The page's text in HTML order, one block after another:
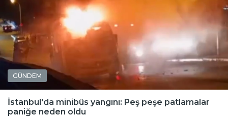
GÜNDEM
İstanbul'da minibüs yangını: Peş peşe patlamalar
paniğe neden oldu